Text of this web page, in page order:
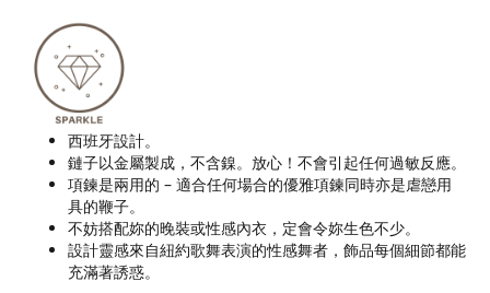
西班牙設計。
鏈子以金屬製成，不含鎳。放心！不會引起任何過敏反應。
項鍊是兩用的 – 適合任何場合的優雅項鍊同時亦是虐戀用
具的鞭子。
不妨搭配妳的晚裝或性感內衣，定會令妳生色不少。
設計靈感來自紐約歌舞表演的性感舞者，飾品每個細節都能
充滿著誘惑。